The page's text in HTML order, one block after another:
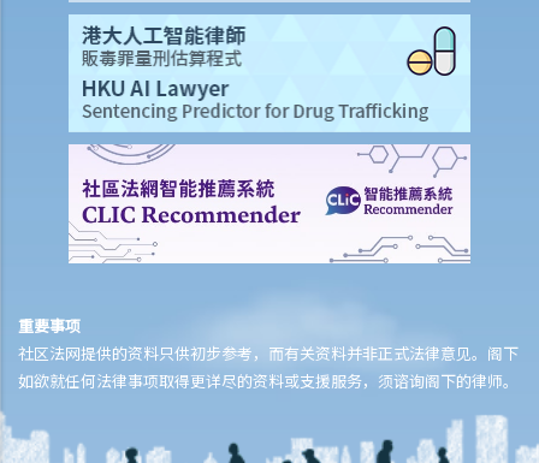
配偶或父母的姓名。我可否这样做？
3. 如果我想将自己的单位出售或转让给一名家庭成员或亲戚，我应该留
意甚么？
4. 如果我想把我的物业给我的丈夫/妻子，我应该签订买卖合约还是执行
「 送楼契」？
5. 住宅物业买卖合约所徵收的印花税（厘印费）是多少？
6.「住宅」及「商业」物业之印花税缴付手续是否有所不同？
7. 买方否可申请廷迟缴交印花税？
算？
10. 临时卖买合约和正式卖买合约的条款有差异，情况会怎样？
可以做甚么？
重要事项
社区法网提供的资料只供初步参考，而有关资料并非正式法律意见。阁下
如欲就任何法律事项取得更详尽的资料或支援服务，须谘询阁下的律师。